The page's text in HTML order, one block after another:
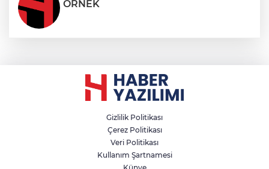
ÖRNEK
Gizlilik Politikası
Çerez Politikası
Veri Politikası
Kullanım Şartnamesi